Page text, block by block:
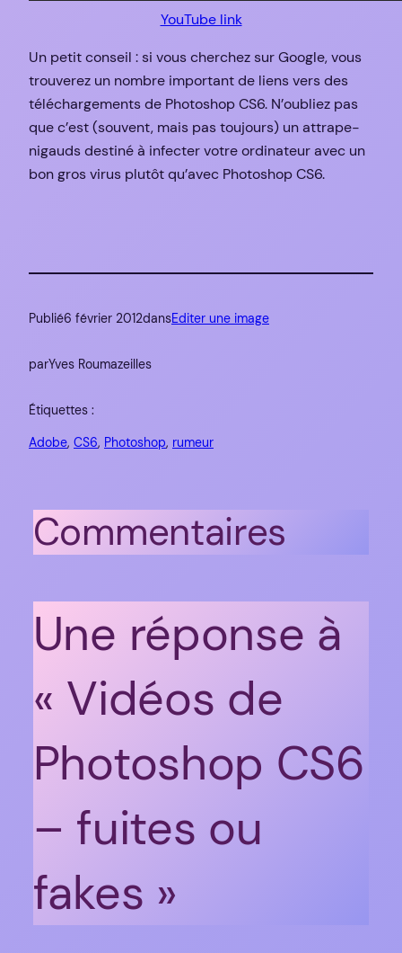
YouTube link
Un petit conseil : si vous cherchez sur Google, vous
trouverez un nombre important de liens vers des
téléchargements de Photoshop CS6. N’oubliez pas
que c’est (souvent, mais pas toujours) un attrape-
nigauds destiné à infecter votre ordinateur avec un
bon gros virus plutôt qu’avec Photoshop CS6.
Publié6 février 2012dansEditer une image
parYves Roumazeilles
Étiquettes :
Adobe, CS6, Photoshop, rumeur
Commentaires
Une réponse à
« Vidéos de
Photoshop CS6
– fuites ou
fakes »